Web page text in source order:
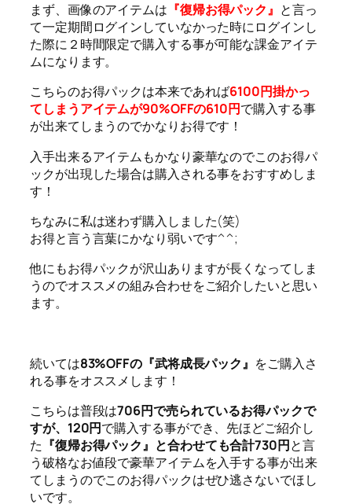
まず、画像のアイテムは 『復帰お得パック』 と言っ
て一定期間ログインしていなかった時にログインし
た際に２時間限定で購入する事が可能な課金アイテ
ムになります。
こちらのお得パックは本来であれば6100円掛かっ
てしまうアイテムが90%OFFの610円で購入する事
が出来てしまうのでかなりお得です！
入手出来るアイテムもかなり豪華なのでこのお得パ
ックが出現した場合は購入される事をおすすめしま
す！
ちなみに私は迷わず購入しました(笑)
お得と言う言葉にかなり弱いです^^;
他にもお得パックが沢山ありますが長くなってしま
うのでオススメの組み合わせをご紹介したいと思い
ます。
続いては83%OFFの『武将成長パック』 をご購入さ
れる事をオススメします！
こちらは普段は706円で売られているお得パックで
すが、120円で購入する事ができ、先ほどご紹介し
た 『復帰お得パック』と合わせても合計730円と言
う破格なお値段で豪華アイテムを入手する事が出来
てしまうのでこのお得パックはぜひ逃さないでほし
いです。